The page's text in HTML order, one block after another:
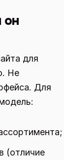
он
для
Не
Для
(отличие